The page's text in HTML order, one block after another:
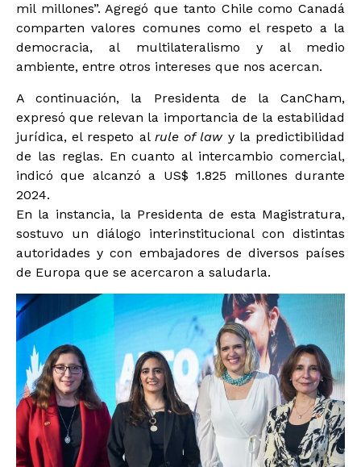
mil millones”. Agregó que tanto Chile como Canadá
comparten valores comunes como el respeto a la
democracia, al multilateralismo y al medio
ambiente, entre otros intereses que nos acercan.
A continuación, la Presidenta de la CanCham,
expresó que relevan la importancia de la estabilidad
jurídica, el respeto al rule of lawy la predictibilidad
de las reglas. En cuanto al intercambio comercial,
indicó que alcanzó a US$ 1.825 millones durante
2024.
En la instancia, la Presidenta de esta Magistratura,
sostuvo un diálogo interinstitucional con distintas
autoridades y con embajadores de diversos países
de Europa que se acercaron a saludarla.